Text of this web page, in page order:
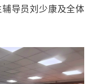
导员刘少康及全体